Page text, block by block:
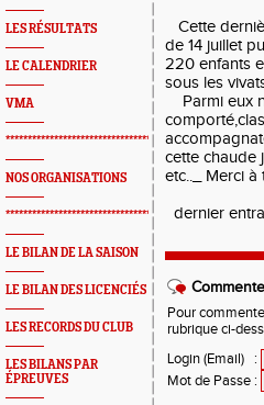
LES RÉSULTATS
LE CALENDRIER
VMA
*************************************************
NOS ORGANISATIONS
*************************************************
LE BILAN DE LA SAISON
LE BILAN DES LICENCIÉS
LES RECORDS DU CLUB
LES BILANS PAR
ÉPREUVES
Cette
de 14 juillet
220 enfants
sous les
Parmi eux
cette chaude
etc.._ Merci à
dernier
Pour
rubrique ci-
Login (Email)
:
Mot de Passe :